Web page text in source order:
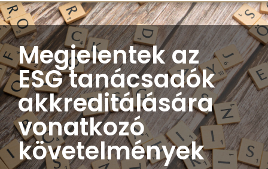
Megjelentek az
ESG tanácsadók
akkreditálására
vonatkozó
követelmények